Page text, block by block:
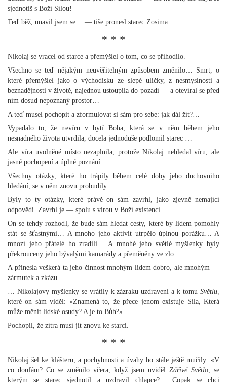
sjednotíš s Boží Sílou!
Teď běž, unavil jsem se… — tiše pronesl starec Zosima…
* * *
Nikolaj se vracel od starce a přemýšlel o tom, co se přihodilo.
Všechno se teď nějakým neuvěřitelným způsobem změnilo… Smrt, o
které přemýšlel jako o východisku ze slepé uličky, z nesmyslnosti a
beznadějnosti v životě, najednou ustoupila do pozadí — a otevíral se před
ním dosud nepoznaný prostor…
A teď musel pochopit a zformulovat si sám pro sebe: jak dál žít?…
Vypadalo to, že nevíru v bytí Boha, která se v něm během jeho
nesnadného života utvrdila, docela jednoduše podlomil starec …
Ale víra uvolněné místo nezaplnila, protože Nikolaj nehledal víru, ale
jasné pochopení a úplné poznání.
Všechny otázky, které ho trápily během celé doby jeho duchovního
hledání, se v něm znovu probudily.
Byly to ty otázky, které právě on sám zavrhl, jako zjevně nemající
odpovědi. Zavrhl je — spolu s vírou v Boží existenci.
On se tehdy rozhodl, že bude sám hledat cesty, které by lidem pomohly
stát se šťastnými… A mnoho jeho aktivit utrpělo úplnou porážku… A
mnozí jeho přátelé ho zradili… A mnohé jeho světlé myšlenky byly
překrouceny jeho bývalými kamarády a přeměněny ve zlo…
A přinesla veškerá ta jeho činnost mnohým lidem dobro, ale mnohým —
zármutek a zkázu…
… Nikolajovy myšlenky se vrátily k zázraku uzdravení a k tomu Světlu,
které on sám viděl: «Znamená to, že přece jenom existuje Síla, Která
může měnit lidské osudy? A je to Bůh?»
Pochopil, že zítra musí jít znovu ke starci.
* * *
Nikolaj šel ke klášteru, a pochybnosti a úvahy ho stále ještě mučily: «V
co doufám? Co se změnilo včera, když jsem uviděl Zářivé Světlo, se
kterým se starec sjednotil a uzdravil chlapce?… Copak se chci